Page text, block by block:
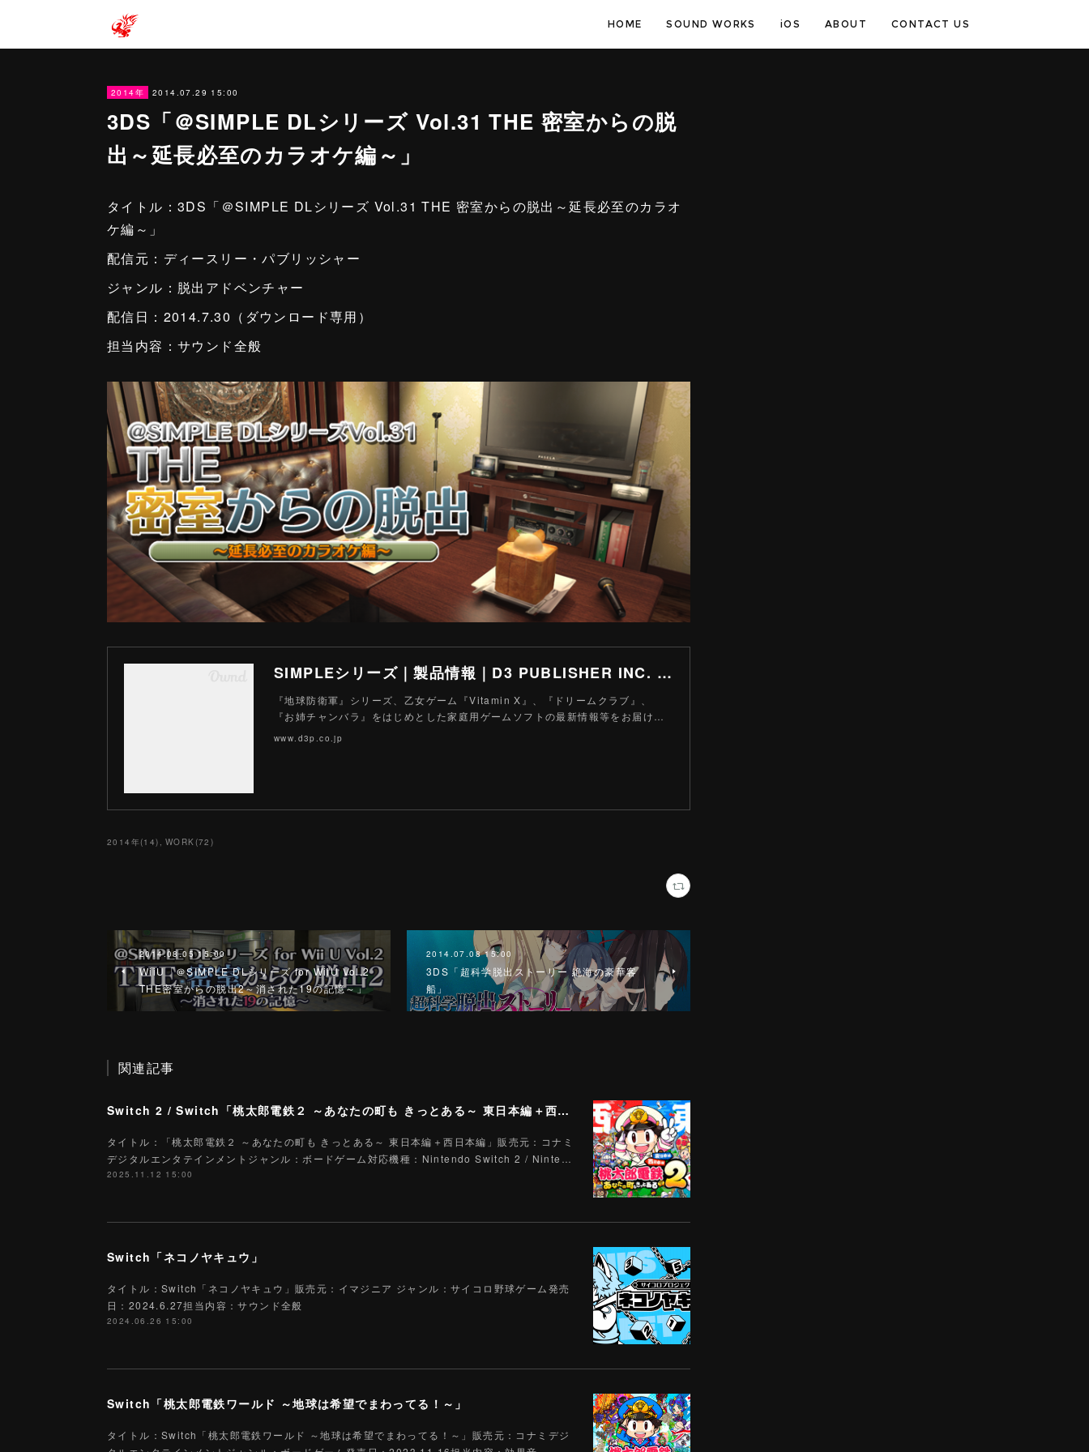
HOME SOUND WORKS iOS ABOUT CONTACT US
2014年 2014.07.29 15:00
3DS「＠SIMPLE DLシリーズ Vol.31 THE 密室からの脱
出～延長必至のカラオケ編～」
タイトル：3DS「＠SIMPLE DLシリーズ Vol.31 THE 密室からの脱出～延長必至のカラオ
ケ編～」
配信元：ディースリー・パブリッシャー
ジャンル：脱出アドベンチャー
配信日：2014.7.30（ダウンロード専用）
担当内容：サウンド全般
SIMPLEシリーズ｜製品情報｜D3 PUBLISHER INC. - 株式会社ディースリー・パブリッシャー
『地球防衛軍』シリーズ、乙女ゲーム『Vitamin X』、『ドリームクラブ』、
『お姉チャンバラ』をはじめとした家庭用ゲームソフトの最新情報等をお届け…
www.d3p.co.jp
2014年(14) WORK(72 )
2014.08.05 15:00
WiiU「＠SIMPLE DLシリーズ for WiiU Vol.2
THE密室からの脱出2～消された19の記憶～」
2014.07.08 15:00
3DS「超科学脱出ストーリー 絶海の豪華客
船」
関連記事
Switch 2 / Switch「桃太郎電鉄２ ～あなたの町も きっとある～ 東日本編＋西日本編」
タイトル：「桃太郎電鉄２ ～あなたの町も きっとある～ 東日本編＋西日本編」販売元：コナミ
デジタルエンタテインメントジャンル：ボードゲーム対応機種：Nintendo Switch 2 / Ninte…
2025.11.12 15:00
Switch「ネコノヤキュウ」
タイトル：Switch「ネコノヤキュウ」販売元：イマジニア ジャンル：サイコロ野球ゲーム発売
日：2024.6.27担当内容：サウンド全般
2024.06.26 15:00
Switch「桃太郎電鉄ワールド ～地球は希望でまわってる！～」
タイトル：Switch「桃太郎電鉄ワールド ～地球は希望でまわってる！～」販売元：コナミデジ